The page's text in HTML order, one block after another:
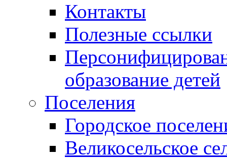
Контакты
Полезные ссылки
образование детей
Поселения
Городское
Великосельское